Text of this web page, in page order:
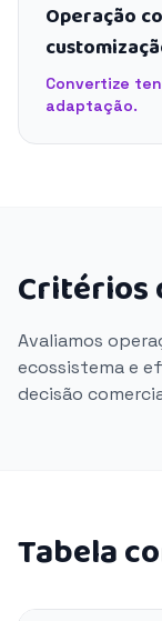
Operação
Convertize
adaptação.
Critérios
Avaliamos
ecossistema e
decisão
Tabela